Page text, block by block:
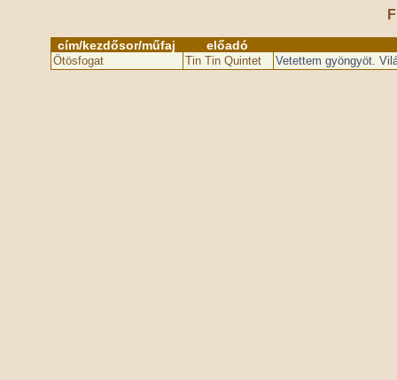
cím/kezdősor/műfaj előadó
Ötösfogat Tin Tin Quintet Vetettem gyöngyöt.